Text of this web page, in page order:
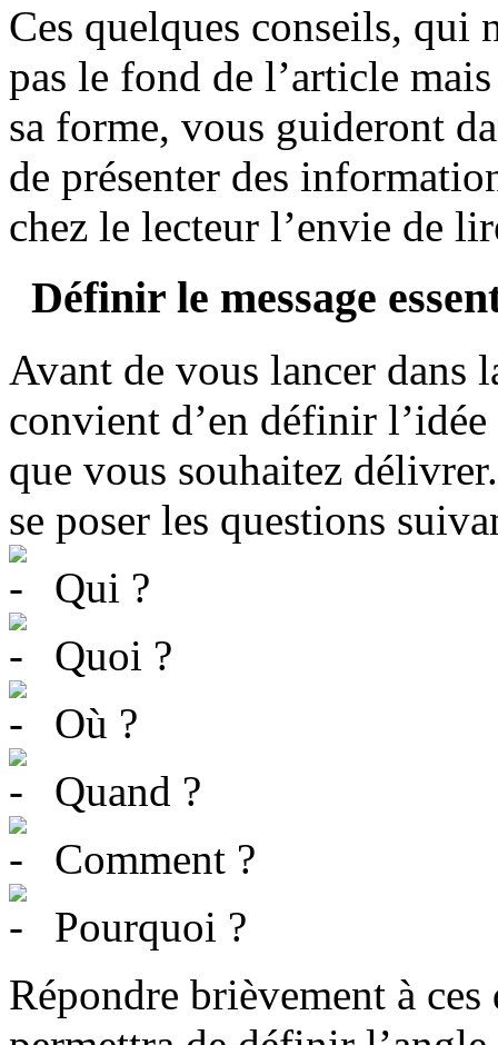
Ces quelques conseils, qui
pas le fond de l’article
sa forme, vous guideront
de présenter des
chez le lecteur l’envie de
Définir le message
Avant de vous lancer dans
convient d’en définir
que vous souhaitez
se poser les questions
Qui ?
Quoi ?
Où ?
Quand ?
Comment ?
Pourquoi ?
Répondre brièvement à